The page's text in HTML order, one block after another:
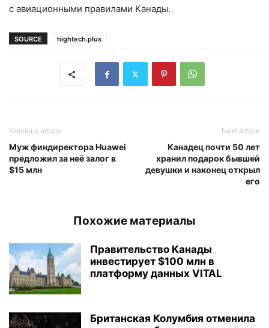
с авиационными правилами Канады.
SOURCE hightech.plus
Previous article
Муж финдиректора Huawei
предложил за неё залог в
$15 млн
Next article
Канадец почти 50 лет
хранил подарок бывшей
девушки и наконец открыл
его
Похожие материалы
Правительство Канады
инвестирует $100 млн в
платформу данных VITAL
Британская Колумбия отменила